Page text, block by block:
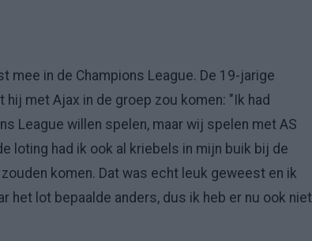
in de Champions League. De 19-jarige
met Ajax in de groep zou komen: "Ik had
League willen spelen, maar wij spelen met AS
loting had ik ook al kriebels in mijn buik bij de
komen. Dat was echt leuk geweest en ik
het lot bepaalde anders, dus ik heb er nu ook niet